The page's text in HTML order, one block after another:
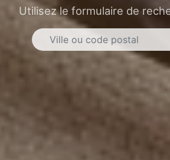
Utilisez le formulaire de